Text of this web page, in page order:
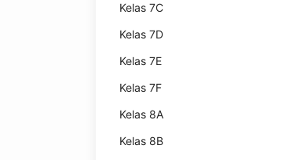
Kelas 7C
Kelas 7D
Kelas 7E
Kelas 7F
Kelas 8A
Kelas 8B